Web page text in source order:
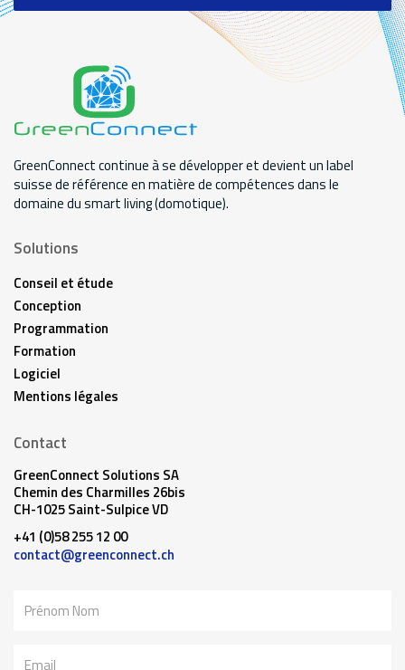
GreenConnect continue à se développer et devient un label
suisse de référence en matière de compétences dans le
domaine du smart living (domotique).
Solutions
Conseil et étude
Conception
Programmation
Formation
Logiciel
Mentions légales
Contact
GreenConnect Solutions SA
Chemin des Charmilles 26bis
CH-1025 Saint-Sulpice VD
+41 (0)58 255 12 00
contact@greenconnect.ch